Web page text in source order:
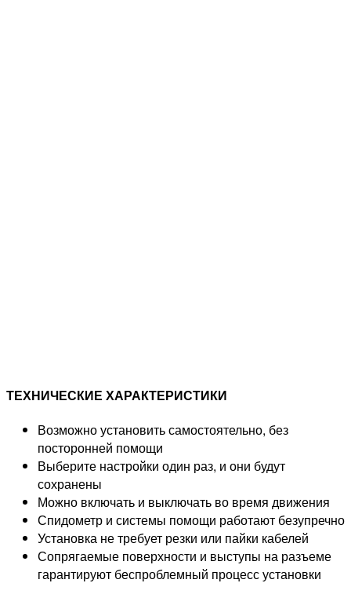
ТЕХНИЧЕСКИЕ ХАРАКТЕРИСТИКИ
Возможно установить самостоятельно, без
посторонней помощи
Выберите настройки один раз, и они будут
сохранены
Можно включать и выключать во время движения
Спидометр и системы помощи работают безупречно
Установка не требует резки или пайки кабелей
Сопрягаемые поверхности и выступы на разъеме
гарантируют беспроблемный процесс установки